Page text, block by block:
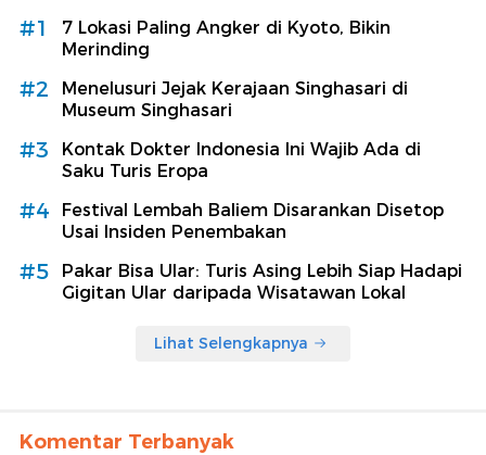
#1
7 Lokasi Paling Angker di Kyoto, Bikin
Merinding
#2
Menelusuri Jejak Kerajaan Singhasari di
Museum Singhasari
#3
Kontak Dokter Indonesia Ini Wajib Ada di
Saku Turis Eropa
#4
Festival Lembah Baliem Disarankan Disetop
Usai Insiden Penembakan
#5
Pakar Bisa Ular: Turis Asing Lebih Siap Hadapi
Gigitan Ular daripada Wisatawan Lokal
Lihat Selengkapnya
Komentar Terbanyak